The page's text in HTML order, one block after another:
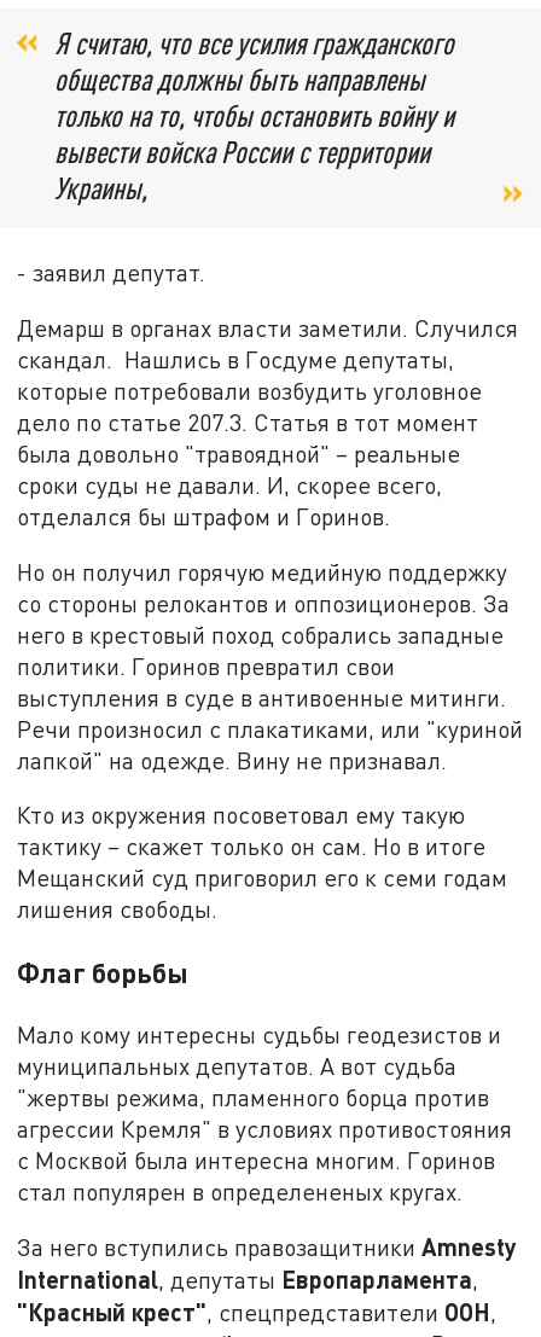
Я считаю, что все усилия гражданского
общества должны быть направлены
только на то, чтобы остановить войну и
вывести войска России с территории
Украины,
- заявил депутат.
Демарш в органах власти заметили. Случился
скандал. Нашлись в Госдуме депутаты,
которые потребовали возбудить уголовное
дело по статье 207.3. Статья в тот момент
была довольно "травоядной" – реальные
сроки суды не давали. И, скорее всего,
отделался бы штрафом и Горинов.
Но он получил горячую медийную поддержку
со стороны релокантов и оппозиционеров. За
него в крестовый поход собрались западные
политики. Горинов превратил свои
выступления в суде в антивоенные митинги.
Речи произносил с плакатиками, или "куриной
лапкой" на одежде. Вину не признавал.
Кто из окружения посоветовал ему такую
тактику – скажет только он сам. Но в итоге
Мещанский суд приговорил его к семи годам
лишения свободы.
Флаг борьбы
Мало кому интересны судьбы геодезистов и
муниципальных депутатов. А вот судьба
"жертвы режима, пламенного борца против
агрессии Кремля" в условиях противостояния
с Москвой была интересна многим. Горинов
стал популярен в определененых кругах.
За него вступились правозащитникиAmnesty
International, депутаты Европарламента,
"Красный крест", спецпредставители ООН,